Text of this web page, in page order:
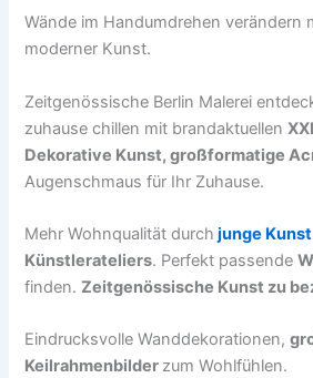
Wände im Handumdrehen verändern
moderner Kunst.
Zeitgenössische Berlin Malerei
zuhause chillen mit brandaktuellen
Dekorative Kunst, großformatige
Augenschmaus für Ihr Zuhause.
Mehr Wohnqualität durch junge Kunst
Künstlerateliers. Perfekt passende
finden.Zeitgenössische Kunst zu
Eindrucksvolle Wanddekorationen,
Keilrahmenbilder zum Wohlfühlen.